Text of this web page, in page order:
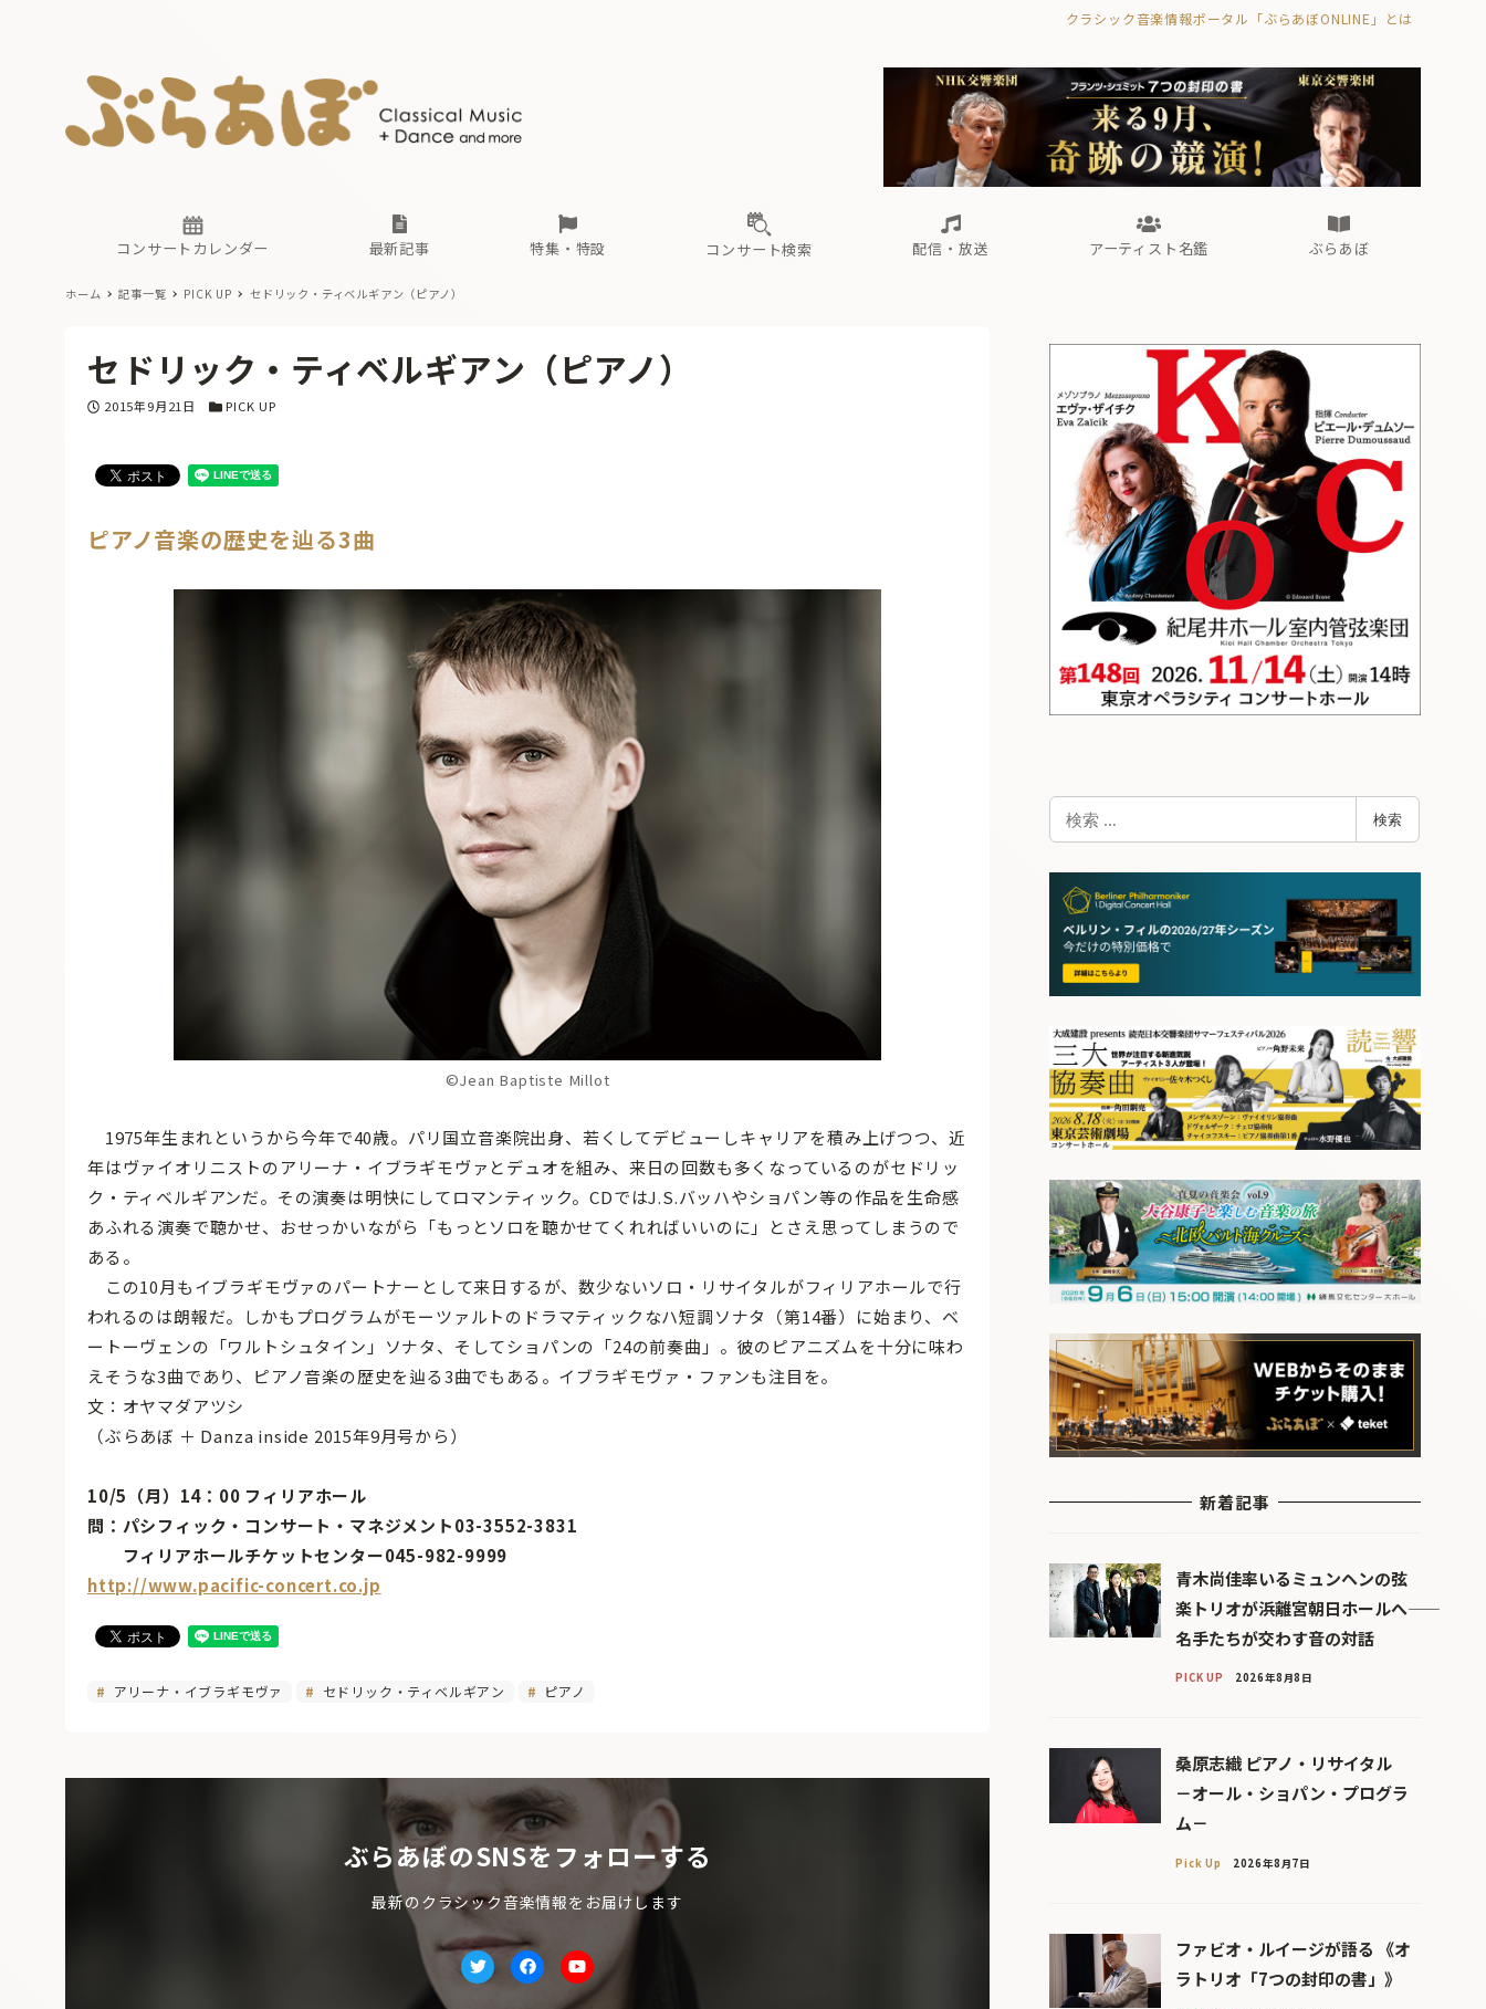
クラシック音楽情報ポータル「ぶらあぼONLINE」とは
コンサートカレンダー 最新記事
古楽とその先と オーケストラの楽屋から ぶらあぼブラス！
フォルテピアノ・オデッセイ
特集・特設
現場のプロが推す！間違いないオーケストラコンサート
コンサート検索 配信・放送
無料ライブ配信スケジュール 有料ライブ配信スケジュール
アーティスト名鑑
か た は
ぶらあぼ
古楽とその先と Aからの眺望 ぶらあぼブラス！
フォルテピアノ・オデッセイ
無料ライブ配信スケジュール
あ か さ
ホーム 記事一覧 PICK UP セドリック・ティベルギアン（ピアノ）
セドリック・ティベルギアン（ピアノ）
投稿日
2015年9月21日 カテゴリー
PICK UP
ピアノ音楽の歴史を辿る3曲
©Jean Baptiste Millot
1975年生まれというから今年で40歳。パリ国立音楽院出身、若くしてデビューしキャリアを積み上げつつ、近
年はヴァイオリニストのアリーナ・イブラギモヴァとデュオを組み、来日の回数も多くなっているのがセドリッ
ク・ティベルギアンだ。その演奏は明快にしてロマンティック。CDではJ.S.バッハやショパン等の作品を生命感
あふれる演奏で聴かせ、おせっかいながら「もっとソロを聴かせてくれればいいのに」とさえ思ってしまうので
ある。
この10月もイブラギモヴァのパートナーとして来日するが、数少ないソロ・リサイタルがフィリアホールで行
われるのは朗報だ。しかもプログラムがモーツァルトのドラマティックなハ短調ソナタ（第14番）に始まり、ベ
ートーヴェンの「ワルトシュタイン」ソナタ、そしてショパンの「24の前奏曲」。彼のピアニズムを十分に味わ
えそうな3曲であり、ピアノ音楽の歴史を辿る3曲でもある。イブラギモヴァ・ファンも注目を。
文：オヤマダアツシ
（ぶらあぼ ＋ Danza inside 2015年9月号から）
10/5（月）14：00 フィリアホール
問：パシフィック・コンサート・マネジメント03-3552-3831
フィリアホールチケットセンター045-982-9999
http://www.pacific-concert.co.jp
アリーナ・イブラギモヴァ セドリック・ティベルギアン ピアノ
ぶらあぼのSNSをフォローする
最新のクラシック音楽情報をお届けします
TwitterfacebookYoutube
検
索
検索
新着記事
青木尚佳率いるミュンヘンの弦
楽トリオが浜離宮朝日ホールへ――
名手たちが交わす音の対話
PICK UP 2026年8月8日
桑原志織 ピアノ・リサイタル
－オール・ショパン・プログラ
ム－
Pick Up 2026年8月7日
ファビオ・ルイージが語る 《オ
ラトリオ「7つの封印の書」》